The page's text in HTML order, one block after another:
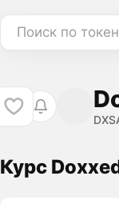
Поиск по
Курс